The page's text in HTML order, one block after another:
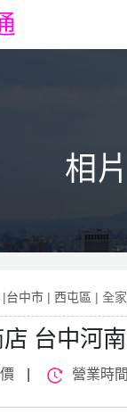
相
|台中市 | 西屯區 | 全
台中河
營業時間